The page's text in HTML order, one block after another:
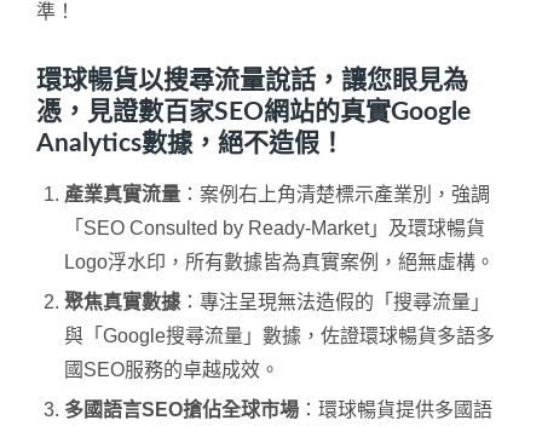
準！
環球暢貨以搜尋流量說話，讓您眼見為
憑，見證數百家SEO網站的真實Google
Analytics數據，絕不造假！
產業真實流量 ：案例右上角清楚標示產業別，強調
「SEO Consulted by Ready-Market」及環球暢貨
Logo浮水印，所有數據皆為真實案例，絕無虛構。
聚焦真實數據 ：專注呈現無法造假的「搜尋流量」
與「Google搜尋流量」數據，佐證環球暢貨多語多
國SEO服務的卓越成效。
多國語言SEO搶佔全球市場 ：環球暢貨提供多國語